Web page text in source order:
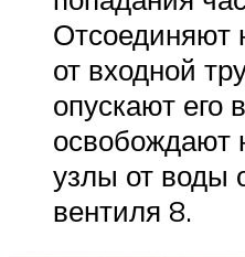
Отсоединяют
от входной
опускают его
освобождают
узлы от воды
вентиля 8.